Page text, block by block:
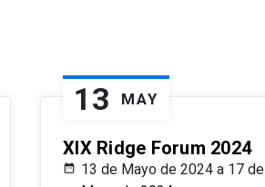
13 MAY
XIX Ridge Forum 2024
13 de Mayo de 2024 a 17 de